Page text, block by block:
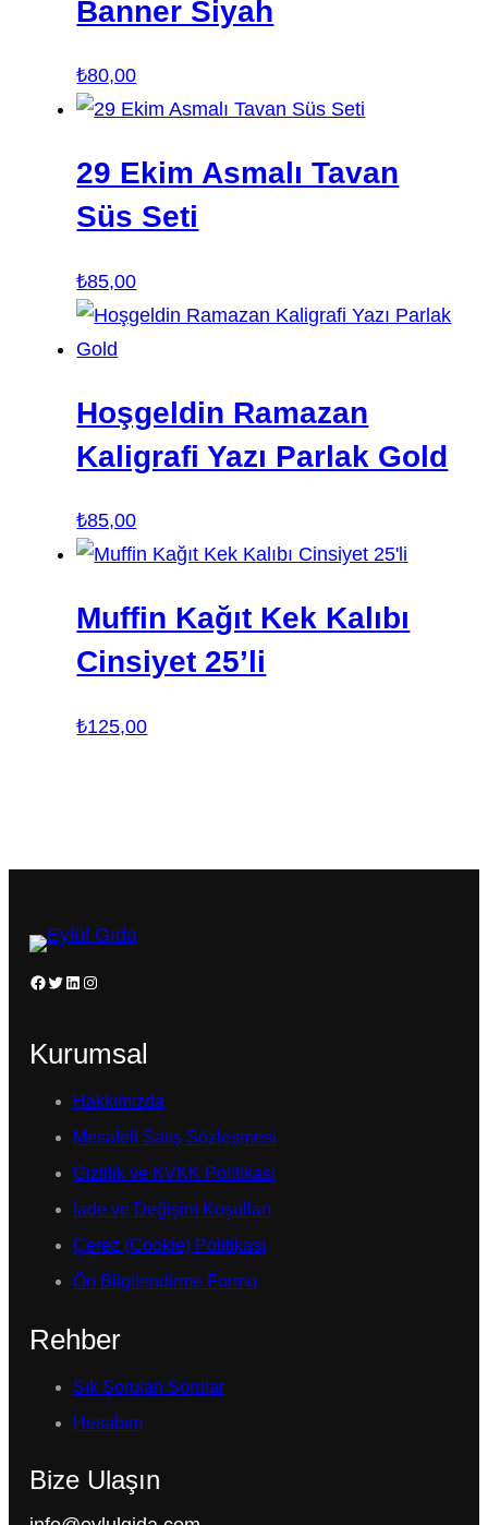
Banner Siyah
₺80,00
29 Ekim Asmalı Tavan
Süs Seti
₺85,00
Hoşgeldin Ramazan
Kaligrafi Yazı Parlak Gold
₺85,00
Muffin Kağıt Kek Kalıbı
Cinsiyet 25’li
₺125,00
Facebook Twitter LinkedIn Instagram
Kurumsal
Hakkımızda
Mesafeli Satış Sözleşmesi
Gizlilik ve KVKK Politikası
İade ve Değişim Koşulları
Çerez (Cookie) Politikası
Ön Bilgilendirme Formu
Rehber
Sık Sorulan Sorular
Hesabım
Bize Ulaşın